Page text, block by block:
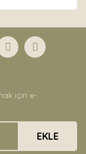
için e-
EKLE